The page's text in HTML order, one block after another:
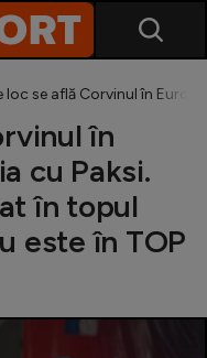
loc se află Corvinul în
în
cu Paksi.
în topul
este în TOP